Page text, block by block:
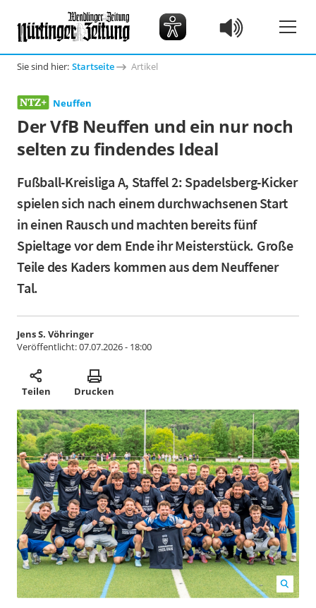
Sie sind hier: Startseite Artikel
Neuffen
Der VfB Neuffen und ein nur noch
selten zu findendes Ideal
Fußball-Kreisliga A, Staffel 2: Spadelsberg-Kicker
spielen sich nach einem durchwachsenen Start
in einen Rausch und machten bereits fünf
Spieltage vor dem Ende ihr Meisterstück. Große
Teile des Kaders kommen aus dem Neuffener
Tal.
Jens S. Vöhringer
Veröffentlicht:07.07.2026 - 18:00
Teilen Drucken